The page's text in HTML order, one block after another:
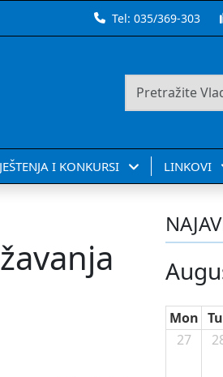
Tel:035/369-303
I KONKURSI LINKOVI
Mon
27